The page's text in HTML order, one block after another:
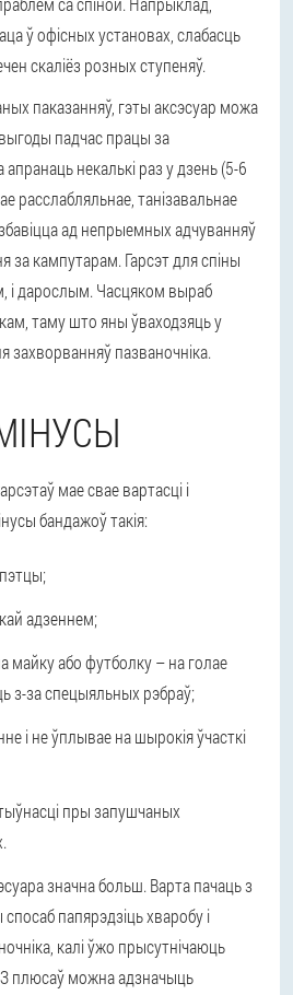
ў офісных установах, слабасць
скаліёз розных ступеняў.
паказанняў, гэты аксэсуар можа
падчас працы за
некалькі раз у дзень (5-6
расслабляльнае, танізавальнае
ад непрыемных адчуванняў
за кампутарам. Гарсэт для спіны
і дарослым. Часцяком выраб
таму што яны ўваходзяць у
захворванняў пазваночніка.
мае свае вартасці і
бандажоў такія:
адзеннем;
майку або футболку – на голае
з-за спецыяльных рэбраў;
і не ўплывае на шырокія ўчасткі
пры запушчаных
значна больш. Варта пачаць з
папярэдзіць хваробу і
калі ўжо прысутнічаюць
плюсаў можна адзначыць